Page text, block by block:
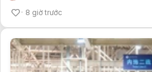
8 giờ trước